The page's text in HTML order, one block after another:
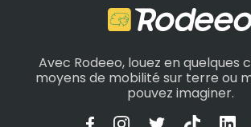
Avec Rodeeo, louez en quelques
moyens de mobilité sur terre ou
pouvez imaginer.